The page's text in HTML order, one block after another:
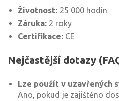
Životnost: 25 000 hodin
Záruka: 2 roky
Certifikace: CE
Nejčastější dotazy
Lze použít v uzavřených
Ano, pokud je zajištěno